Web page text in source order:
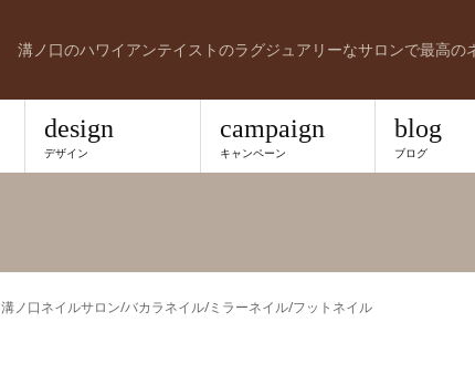
溝ノ口のハワイアンテイストのラグジュアリーなサロンで最高の
design
デザイン
campaign
キャンペーン
blog
ブログ
溝ノ口ネイルサロン/バカラネイル/ミラーネイル/フットネイル